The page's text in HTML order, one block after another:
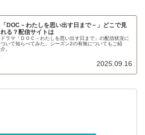
「DOC－わたしを思い出す日まで－」どこで見
れる？配信サイトは
ドラマ「ＤＯＣ－わたしを思い出す日まで」の配信状況に
ついて知らべてみた。シーズン2の有無についてもご紹
介。
2025.09.16